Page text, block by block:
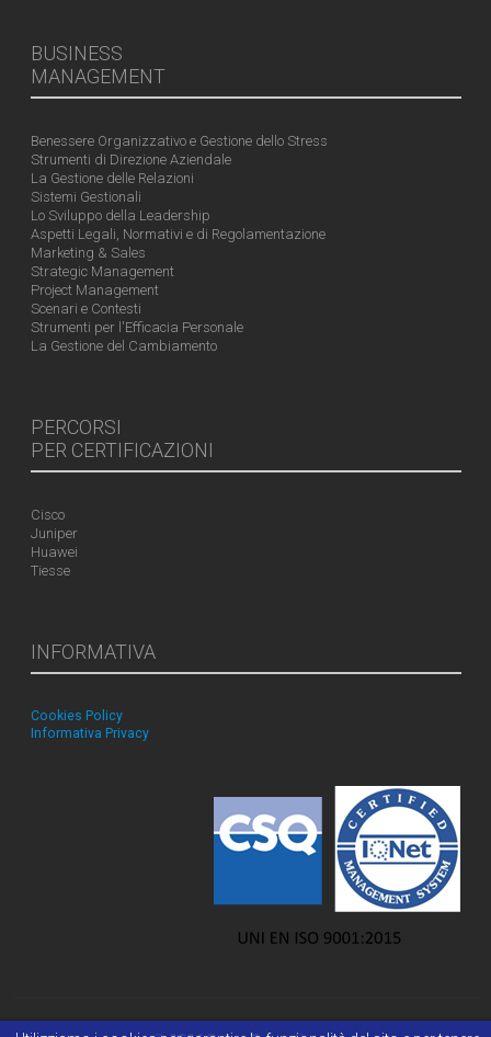
BUSINESS
MANAGEMENT
Benessere Organizzativo e Gestione dello Stress
Strumenti di Direzione Aziendale
La Gestione delle Relazioni
Sistemi Gestionali
Lo Sviluppo della Leadership
Aspetti Legali, Normativi e di Regolamentazione
Marketing & Sales
Strategic Management
Project Management
Scenari e Contesti
Strumenti per l'Efficacia Personale
La Gestione del Cambiamento
PERCORSI
PER CERTIFICAZIONI
Cisco
Juniper
Huawei
Tiesse
INFORMATIVA
Cookies Policy
Informativa Privacy